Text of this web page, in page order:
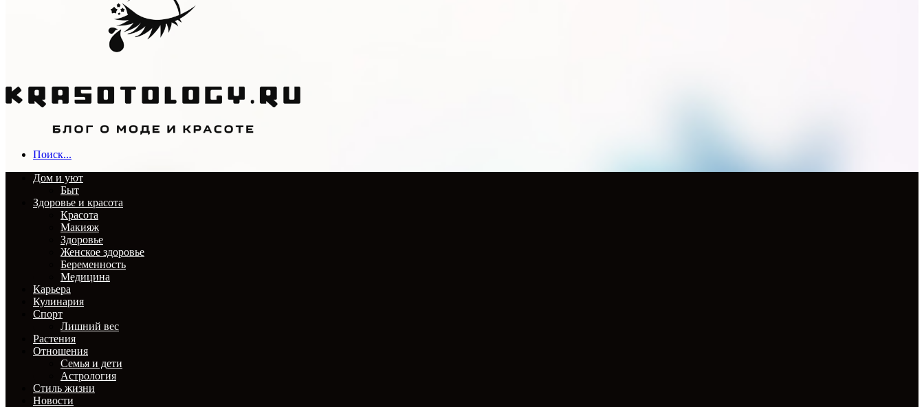
Поиск...
Дом и уют
Быт
Здоровье и красота
Красота
Макияж
Здоровье
Женское здоровье
Беременность
Медицина
Карьера
Кулинария
Спорт
Лишний вес
Растения
Отношения
Семья и дети
Астрология
Стиль жизни
Новости